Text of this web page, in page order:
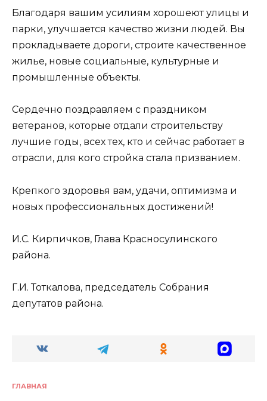
Благодаря вашим усилиям хорошеют улицы и
парки, улучшается качество жизни людей. Вы
прокладываете дороги, строите качественное
жилье, новые социальные, культурные и
промышленные объекты.
Сердечно поздравляем с праздником
ветеранов, которые отдали строительству
лучшие годы, всех тех, кто и сейчас работает в
отрасли, для кого стройка стала призванием.
Крепкого здоровья вам, удачи, оптимизма и
новых профессиональных достижений!
И.С. Кирпичков, Глава Красносулинского
района.
Г.И. Тоткалова, председатель Собрания
депутатов района.
ГЛАВНАЯ